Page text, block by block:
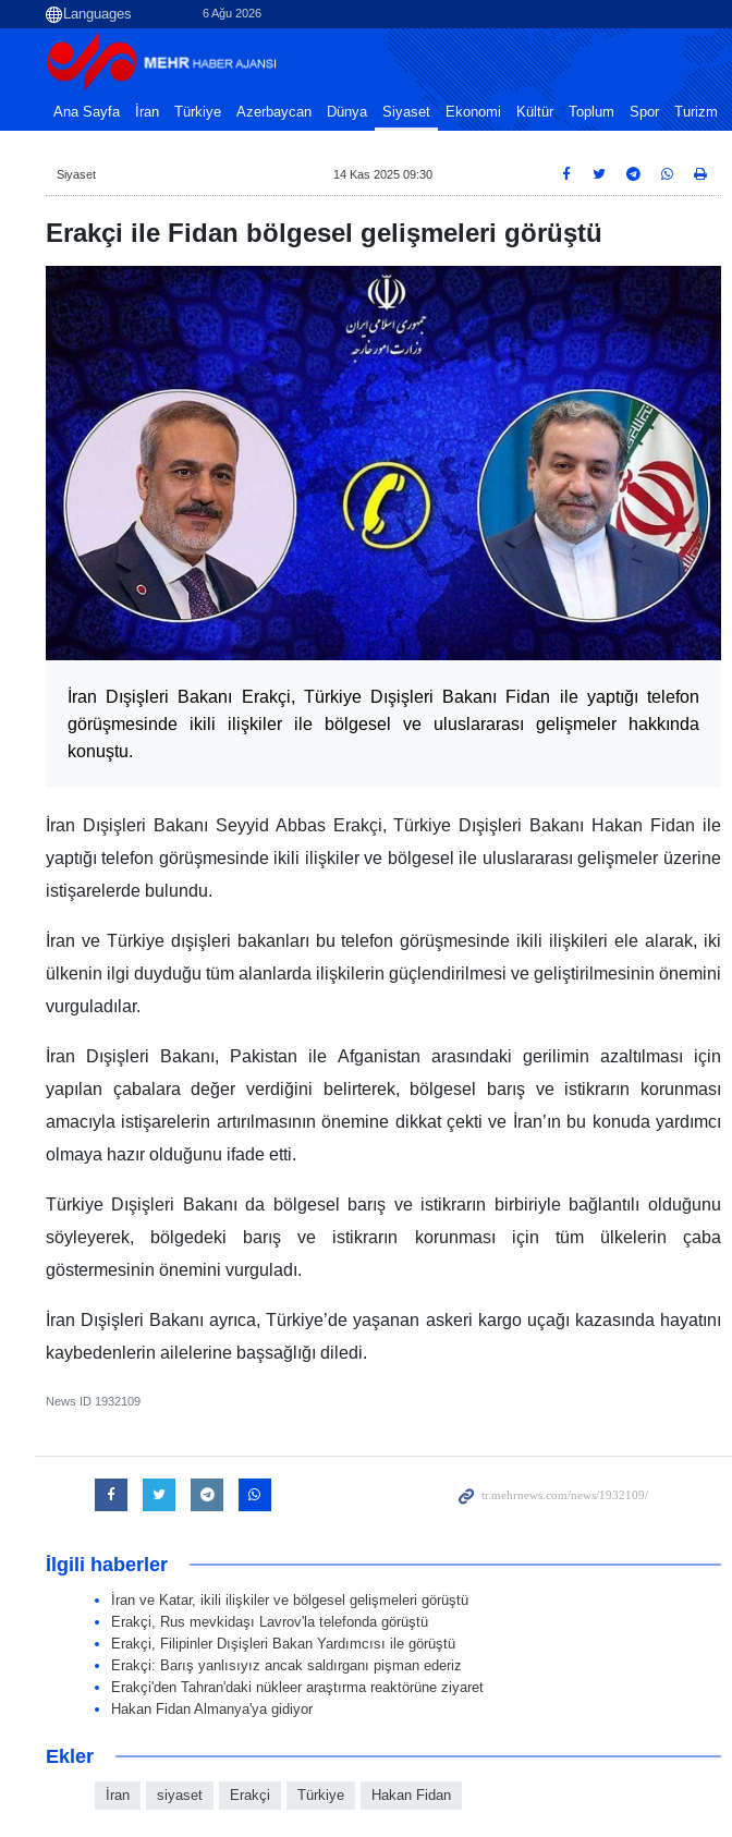
6 Ağu 2026
Ana Sayfa İran Türkiye Azerbaycan Dünya Siyaset Ekonomi Kültür Toplum Spor Turizm
Siyaset 14 Kas 2025 09:30
Erakçi ile Fidan bölgesel gelişmeleri görüştü
İran Dışişleri Bakanı Erakçi, Türkiye Dışişleri Bakanı Fidan ile yaptığı telefon
görüşmesinde ikili ilişkiler ile bölgesel ve uluslararası gelişmeler hakkında
konuştu.
İran Dışişleri Bakanı Seyyid Abbas Erakçi, Türkiye Dışişleri Bakanı Hakan Fidan ile
yaptığı telefon görüşmesinde ikili ilişkiler ve bölgesel ile uluslararası gelişmeler üzerine
istişarelerde bulundu.
İran ve Türkiye dışişleri bakanları bu telefon görüşmesinde ikili ilişkileri ele alarak, iki
ülkenin ilgi duyduğu tüm alanlarda ilişkilerin güçlendirilmesi ve geliştirilmesinin önemini
vurguladılar.
İran Dışişleri Bakanı, Pakistan ile Afganistan arasındaki gerilimin azaltılması için
yapılan çabalara değer verdiğini belirterek, bölgesel barış ve istikrarın korunması
amacıyla istişarelerin artırılmasının önemine dikkat çekti ve İran’ın bu konuda yardımcı
olmaya hazır olduğunu ifade etti.
Türkiye Dışişleri Bakanı da bölgesel barış ve istikrarın birbiriyle bağlantılı olduğunu
söyleyerek, bölgedeki barış ve istikrarın korunması için tüm ülkelerin çaba
göstermesinin önemini vurguladı.
İran Dışişleri Bakanı ayrıca, Türkiye’de yaşanan askeri kargo uçağı kazasında hayatını
kaybedenlerin ailelerine başsağlığı diledi.
News ID 1932109
İlgili haberler
İran ve Katar, ikili ilişkiler ve bölgesel gelişmeleri görüştü
Erakçi, Rus mevkidaşı Lavrov'la telefonda görüştü
Erakçi, Filipinler Dışişleri Bakan Yardımcısı ile görüştü
Erakçi: Barış yanlısıyız ancak saldırganı pişman ederiz
Erakçi'den Tahran'daki nükleer araştırma reaktörüne ziyaret
Hakan Fidan Almanya'ya gidiyor
Ekler
İran siyaset Erakçi Türkiye Hakan Fidan